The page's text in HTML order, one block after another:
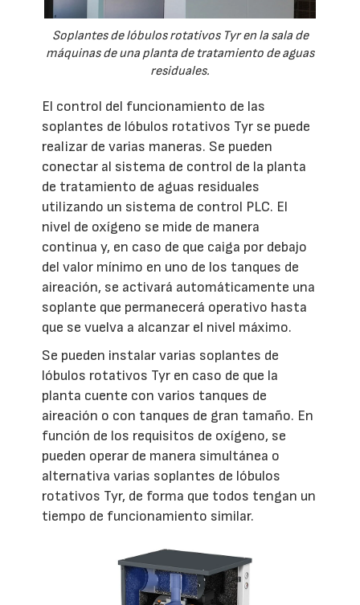
Soplantes de lóbulos rotativos Tyr en la sala de
máquinas de una planta de tratamiento de aguas
residuales.
El control del funcionamiento de las
soplantes de lóbulos rotativos Tyr se puede
realizar de varias maneras. Se pueden
conectar al sistema de control de la planta
de tratamiento de aguas residuales
utilizando un sistema de control PLC. El
nivel de oxígeno se mide de manera
continua y, en caso de que caiga por debajo
del valor mínimo en uno de los tanques de
aireación, se activará automáticamente una
soplante que permanecerá operativo hasta
que se vuelva a alcanzar el nivel máximo.
Se pueden instalar varias soplantes de
lóbulos rotativos Tyr en caso de que la
planta cuente con varios tanques de
aireación o con tanques de gran tamaño. En
función de los requisitos de oxígeno, se
pueden operar de manera simultánea o
alternativa varias soplantes de lóbulos
rotativos Tyr, de forma que todos tengan un
tiempo de funcionamiento similar.